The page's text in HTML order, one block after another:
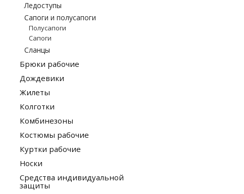
Ледоступы
Сапоги и полусапоги
Полусапоги
Сапоги
Сланцы
Брюки рабочие
Дождевики
Жилеты
Колготки
Комбинезоны
Костюмы рабочие
Куртки рабочие
Носки
Средства индивидуальной
защиты